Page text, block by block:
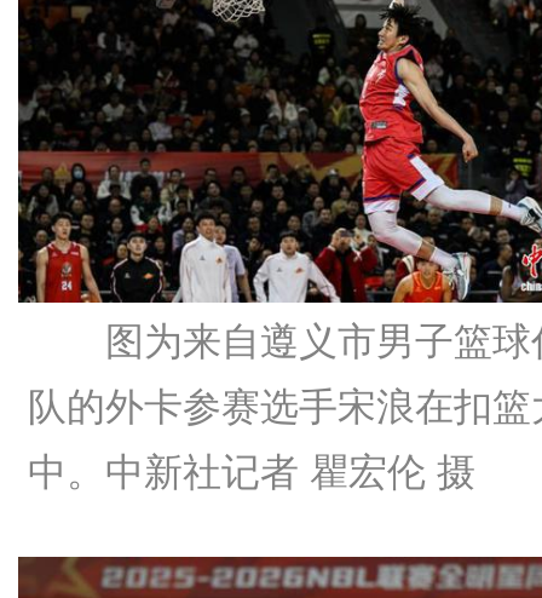
图为来自遵义市男子篮球
队的外卡参赛选手宋浪在扣篮
中。中新社记者 瞿宏伦 摄